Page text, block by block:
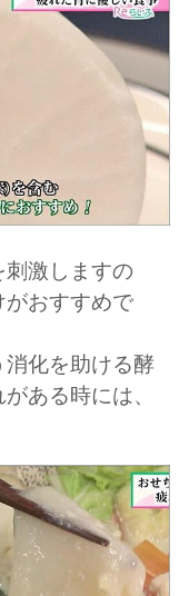
激しますの
おすすめで
化を助ける酵
ある時には、